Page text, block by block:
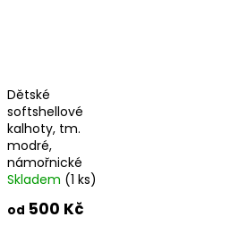
Dětské
softshellové
kalhoty, tm.
modré,
námořnické
Skladem (1 ks)
od 500 Kč